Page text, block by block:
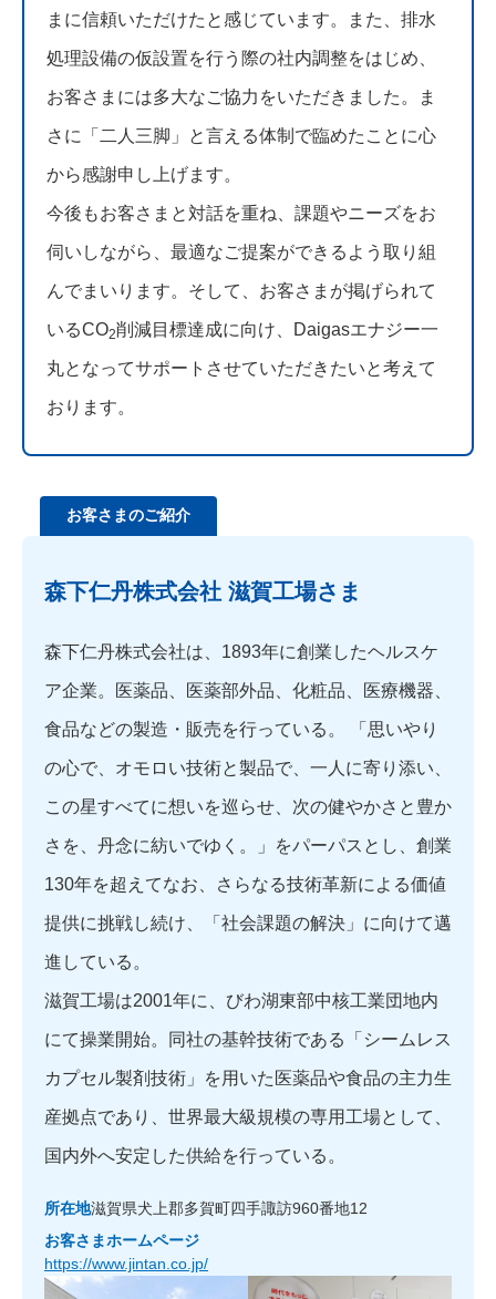
まに信頼いただけたと感じています。また、排水
処理設備の仮設置を行う際の社内調整をはじめ、
お客さまには多大なご協力をいただきました。ま
さに「二人三脚」と言える体制で臨めたことに心
から感謝申し上げます。
今後もお客さまと対話を重ね、課題やニーズをお
伺いしながら、最適なご提案ができるよう取り組
んでまいります。そして、お客さまが掲げられて
いるCO2削減目標達成に向け、Daigasエナジー一
丸となってサポートさせていただきたいと考えて
おります。
お客さまのご紹介
森下仁丹株式会社 滋賀工場さま
森下仁丹株式会社は、1893年に創業したヘルスケ
ア企業。医薬品、医薬部外品、化粧品、医療機器、
食品などの製造・販売を行っている。 「思いやり
の心で、オモロい技術と製品で、一人に寄り添い、
この星すべてに想いを巡らせ、次の健やかさと豊か
さを、丹念に紡いでゆく。」をパーパスとし、創業
130年を超えてなお、さらなる技術革新による価値
提供に挑戦し続け、「社会課題の解決」に向けて邁
進している。
滋賀工場は2001年に、びわ湖東部中核工業団地内
にて操業開始。同社の基幹技術である「シームレス
カプセル製剤技術」を用いた医薬品や食品の主力生
産拠点であり、世界最大級規模の専用工場として、
国内外へ安定した供給を行っている。
所在地滋賀県犬上郡多賀町四手諏訪960番地12
お客さまホームページ
https://www.jintan.co.jp/